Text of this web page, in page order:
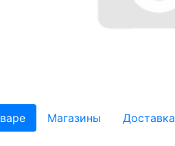
Магазины Доставка